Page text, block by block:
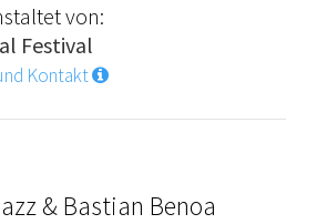
von:
Festival
Kontakt
& Bastian Benoa